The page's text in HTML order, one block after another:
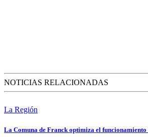
NOTICIAS RELACIONADAS
La Región
La Comuna de Franck optimiza el funcionamiento